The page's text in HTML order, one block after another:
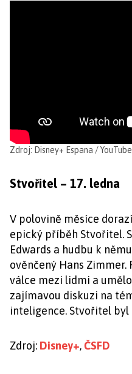
Zdroj: Disney+ Espana / YouTube
Stvořitel – 17. ledna
V polovině měsíce
epický příběh Stvořitel.
Edwards a hudbu k
ověnčený Hans
válce mezi lidmi a
zajímavou diskuzi na
inteligence. Stvořitel byl
Zdroj: Disney+,ČSFD